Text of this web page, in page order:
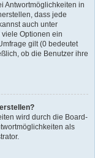
Antwortmöglichkeiten in
dass jede
auch unter
viele Optionen ein
gilt (0 bedeutet
ob die Benutzer ihre
wird durch die Board-
als